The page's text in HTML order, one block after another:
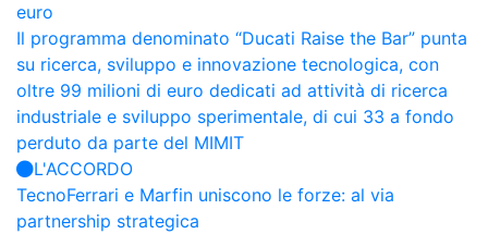
euro
Il programma denominato “Ducati Raise the Bar” punta
su ricerca, sviluppo e innovazione tecnologica, con
oltre 99 milioni di euro dedicati ad attività di ricerca
industriale e sviluppo sperimentale, di cui 33 a fondo
perduto da parte del MIMIT
L'ACCORDO
TecnoFerrari e Marfin uniscono le forze: al via
partnership strategica